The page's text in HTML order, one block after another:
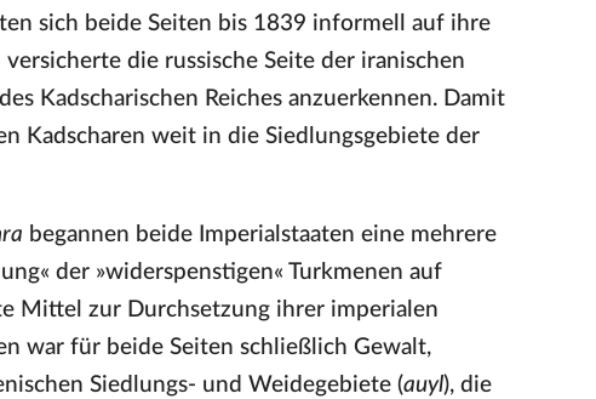
sich beide Seiten bis 1839 informell auf ihre
die russische Seite der iranischen
Kadscharischen Reiches anzuerkennen. Damit
Kadscharen weit in die Siedlungsgebiete der
begannen beide Imperialstaaten eine mehrere
der »widerspenstigen« Turkmenen auf
Mittel zur Durchsetzung ihrer imperialen
war für beide Seiten schließlich Gewalt,
Siedlungs- und Weidegebiete (auyl), die